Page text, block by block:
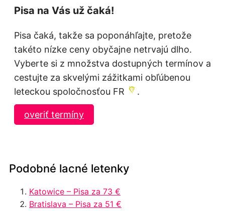
Pisa na Vás už čaká!
Pisa čaká, takže sa poponáhľajte, pretože
takéto nízke ceny obyčajne netrvajú dlho.
Vyberte si z množstva dostupných termínov a
cestujte za skvelými zážitkami obľúbenou
leteckou spoločnosťou FR
.
overiť termíny
Podobné lacné letenky
Katowice – Pisa za 73 €
Bratislava – Pisa za 51 €